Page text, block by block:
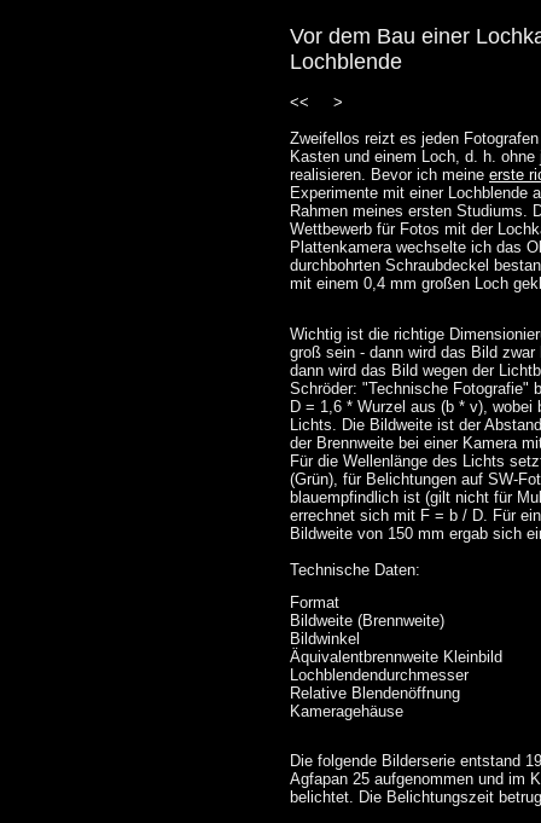
Vor dem Bau einer
Lochblende
<<
>
Zweifellos reizt es jeden
Kasten und einem Loch, d. h.
realisieren. Bevor ich meine erste
Experimente mit einer Lochblende
Rahmen meines ersten Studiums.
Wettbewerb für Fotos mit der
Plattenkamera wechselte ich das
durchbohrten Schraubdeckel
mit einem 0,4 mm großen Loch
Wichtig ist die richtige
groß sein - dann wird das Bild
dann wird das Bild wegen der
Schröder: "Technische Fotografie"
D = 1,6 * Wurzel aus (b * v),
Lichts. Die Bildweite ist der
der Brennweite bei einer Kamera
Für die Wellenlänge des Lichts
(Grün), für Belichtungen auf SW-
blauempfindlich ist (gilt nicht für
errechnet sich mit F = b / D. Für
Bildweite von 150 mm ergab sich
Technische Daten:
Format
Bildweite (Brennweite)
Bildwinkel
Äquivalentbrennweite Kleinbild
Lochblendendurchmesser
Relative Blendenöffnung
Kameragehäuse
Die folgende Bilderserie entstand
Agfapan 25 aufgenommen und im
belichtet. Die Belichtungszeit